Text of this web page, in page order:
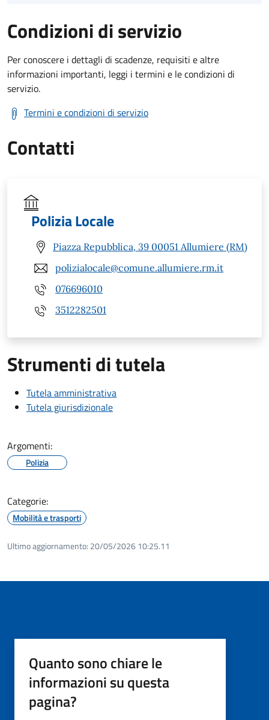
Condizioni di servizio
Per conoscere i dettagli di scadenze, requisiti e altre
informazioni importanti, leggi i termini e le condizioni di
servizio.
Termini e condizioni di servizio
Contatti
Polizia Locale
Piazza Repubblica, 39 00051 Allumiere (RM)
polizialocale@comune.allumiere.rm.it
076696010
3512282501
Strumenti di tutela
Tutela amministrativa
Tutela giurisdizionale
Argomenti:
Polizia
Categorie:
Mobilità e trasporti
Ultimo aggiornamento: 20/05/2026 10:25.11
Quanto sono chiare le
informazioni su questa
pagina?